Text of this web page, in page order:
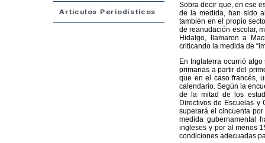
Sobra decir que, en ese
de la medida, han sido
también en el propio
de reanudación escolar,
Hidalgo, llamaron a
criticando la medida de
En Inglaterra ocurrió
primarias a partir del
que en el caso francés,
calendario. Según la
de la mitad de los
Directivos de Escuelas y
superará el cincuenta
medida gubernamental
ingleses y por al menos
condiciones adecuadas